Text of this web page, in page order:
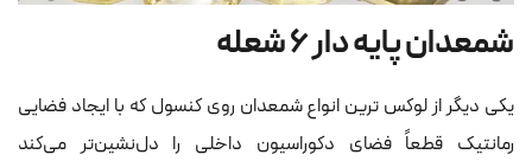
شمعدان پایه دار ۶ شعله
یکی دیگر از لوکس ترین انواع شمعدان روی کنسول که با ایجاد فضایی
رمانتیک قطعاً فضای دکوراسیون داخلی را دل‌نشین‌تر می‌کند